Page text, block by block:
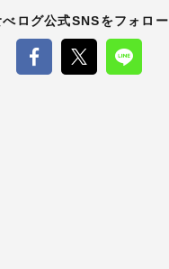
べログ公式SNSをフォロー